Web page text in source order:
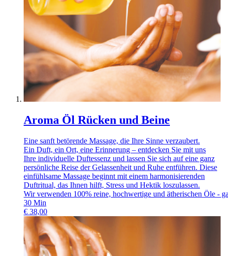
Aroma Öl Rücken und Beine
Eine sanft betörende Massage, die Ihre Sinne verzaubert.
Ein Duft, ein Ort, eine Erinnerung – entdecken Sie mit uns
Ihre individuelle Duftessenz und lassen Sie sich auf eine ganz
persönliche Reise der Gelassenheit und Ruhe entführen. Diese
einfühlsame Massage beginnt mit einem harmonisierenden
Duftritual, das Ihnen hilft, Stress und Hektik loszulassen.
Wir verwenden 100% reine, hochwertige und ätherischen Öle -
30 Min
€ 38,00